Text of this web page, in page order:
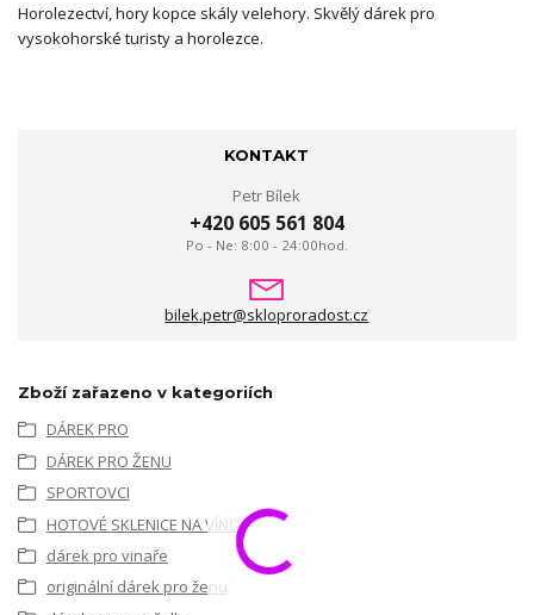
Horolezectví, hory kopce skály velehory. Skvělý dárek pro
vysokohorské turisty a horolezce.
KONTAKT
Petr Bílek
+420 605 561 804
Po - Ne: 8:00 - 24:00hod.
bilek.petr@skloproradost.cz
Zboží zařazeno v kategoriích
DÁREK PRO
DÁREK PRO ŽENU
SPORTOVCI
HOTOVÉ SKLENICE NA VÍNO
dárek pro vinaře
originální dárek pro ženu